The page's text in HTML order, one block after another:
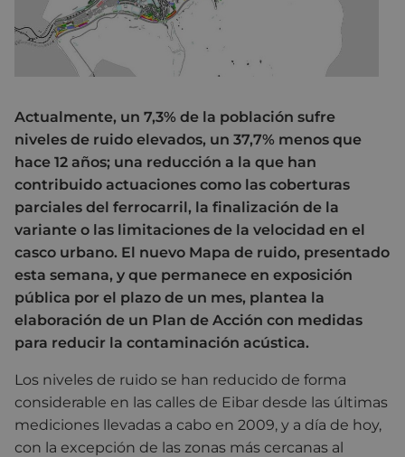
Actualmente, un 7,3% de la población sufre
niveles de ruido elevados, un 37,7% menos que
hace 12 años; una reducción a la que han
contribuido actuaciones como las coberturas
parciales del ferrocarril, la finalización de la
variante o las limitaciones de la velocidad en el
casco urbano. El nuevo Mapa de ruido, presentado
esta semana, y que permanece en exposición
pública por el plazo de un mes, plantea la
elaboración de un Plan de Acción con medidas
para reducir la contaminación acústica.
Los niveles de ruido se han reducido de forma
considerable en las calles de Eibar desde las últimas
mediciones llevadas a cabo en 2009, y a día de hoy,
con la excepción de las zonas más cercanas al